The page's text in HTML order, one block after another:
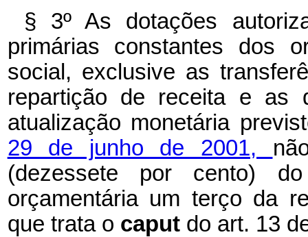
§ 3º As dotações
primárias constantes dos
social, exclusive as
repartição de receita e as
atualização monetária
29 de junho de 2001,
(dezessete por cento)
orçamentária um terço da
que trata o caput do art. 13